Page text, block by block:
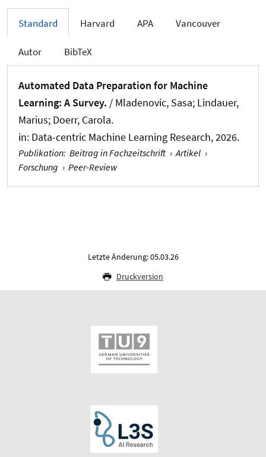
Standard Harvard APA Vancouver
Autor BibTeX
Automated Data Preparation for Machine
Learning: A Survey. / Mladenovic, Sasa; Lindauer,
Marius; Doerr, Carola.
in: Data-centric Machine Learning Research, 2026.
Publikation: Beitrag in Fachzeitschrift › Artikel ›
Forschung › Peer-Review
Letzte Änderung: 05.03.26
Druckversion